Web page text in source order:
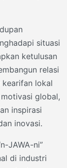
situasi
ketulusan
relasi
kearifan lokal
global,
inspirasi
inovasi.
JAWA-ni”
di industri